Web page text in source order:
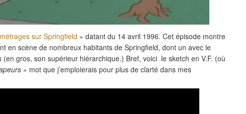
sur Springfield » datant du 14 avril 1996. Cet épisode montre
en scène de nombreux habitants de Springfield, dont un avec le
(en gros, son supérieur hiérarchique.) Bref, voici le sketch en V.F. (où
» mot que j’emploierais pour plus de clarté dans mes